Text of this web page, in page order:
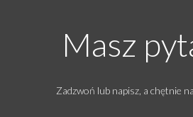
Masz
Zadzwoń lub napisz, a chętnie